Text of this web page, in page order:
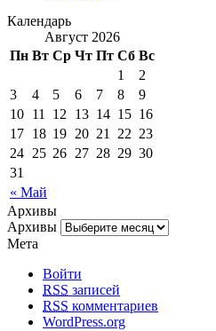
Календарь
Август 2026
Пн Вт Ср Чт Пт Сб Вс
« Май
1
2
3
4 5 6 7 8
9
10 11 12 13 14 15 16
17 18 19 20 21 22 23
24 25 26 27 28 29 30
31
Архивы
Архивы
Мета
Войти
RSS записей
RSS комментариев
WordPress.org